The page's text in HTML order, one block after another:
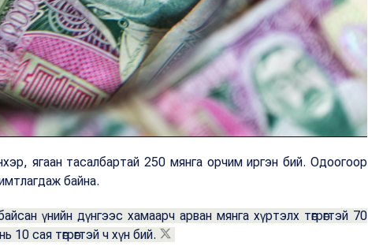
ягаан тасалбартай 250 мянга орчим иргэн бий. Одоогоор
байна.
үнийн дүнгээс хамаарч арван мянга хүртэлх төгрөгтэй 70
сая төгрөгтэй ч хүн бий.